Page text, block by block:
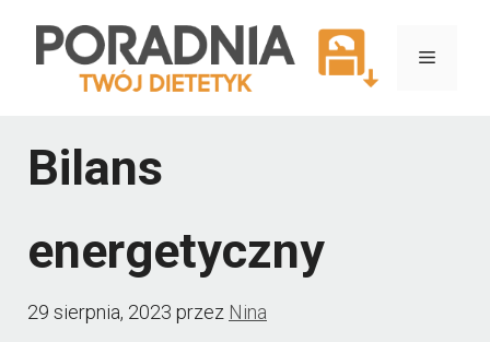
Menu
Bilans
energetyczny
29 sierpnia, 2023 przez Nina